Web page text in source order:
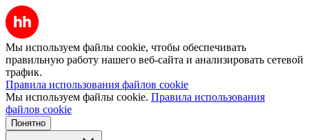
Мы используем файлы cookie, чтобы обеспечивать
правильную работу нашего веб-сайта и анализировать сетевой
трафик.
Правила использования файлов cookie
Мы используем файлы cookie. Правила использования
файлов cookie
Понятно